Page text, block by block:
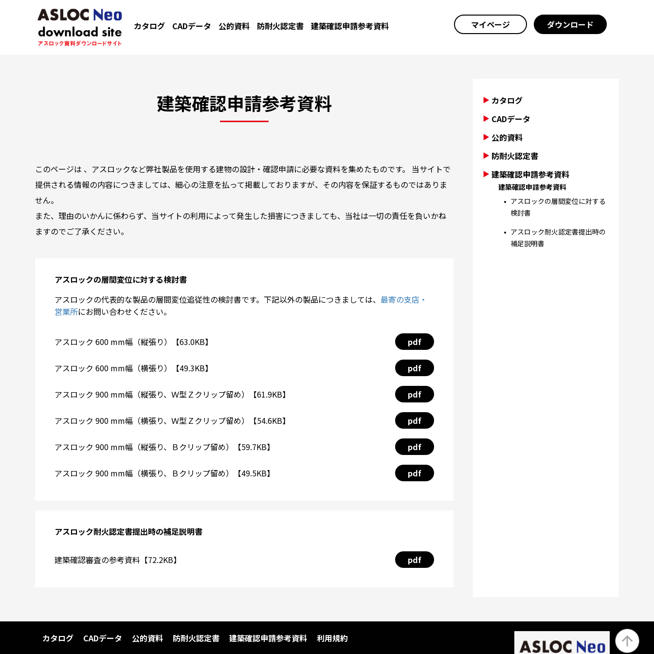
カタログ CADデータ 公的資料 防耐火認定書 建築確認申請参考資料 マイページ ダウンロード
建築確認申請参考資料
このページは 、アスロックなど弊社製品を使用する建物の設計・確認申請に必要な資料を集めたものです。 当サイトで
提供される情報の内容につきましては、細心の注意を払って掲載しておりますが、その内容を保証するものではありま
せん。
また、理由のいかんに係わらず、当サイトの利用によって発生した損害につきましても、当社は一切の責任を負いかね
ますのでご了承ください。
アスロックの層間変位に対する検討書
アスロックの代表的な製品の層間変位追従性の検討書です。下記以外の製品につきましては、 最寄の支店・
営業所にお問い合わせください。
アスロック 600 mm幅（縦張り）【63.0KB】 pdf
アスロック 600 mm幅（横張り）【49.3KB】 pdf
アスロック 900 mm幅（縦張り、Ｗ型Ｚクリップ留め）【61.9KB】 pdf
アスロック 900 mm幅（横張り、Ｗ型Ｚクリップ留め）【54.6KB】 pdf
アスロック 900 mm幅（縦張り、Ｂクリップ留め）【59.7KB】 pdf
アスロック 900 mm幅（横張り、Ｂクリップ留め）【49.5KB】 pdf
アスロック耐火認定書提出時の補足説明書
建築確認審査の参考資料【72.2KB】 pdf
カタログ
CADデータ
公的資料
防耐火認定書
建築確認申請参考資料
建築確認申請参考資料
アスロックの層間変位に対する
検討書
アスロック耐火認定書提出時の
補足説明書
カタログ CADデータ 公的資料 防耐火認定書 建築確認申請参考資料 利用規約